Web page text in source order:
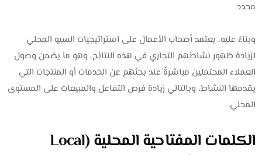
محدد.
وبناءً عليه، يعتمد أصحاب الأعمال على استراتيجيات السيو المحلي
لزيادة ظهور نشاطهم التجاري في هذه النتائج، وهو ما يضمن وصول
العملاء المحتملين مباشرةً عند بحثهم عن الخدمات أو المنتجات التي
يقدمها النشاط، وبالتالي زيادة فرص التفاعل والمبيعات على المستوى
المحلي.
الكلمات المفتاحية المحلية (Local